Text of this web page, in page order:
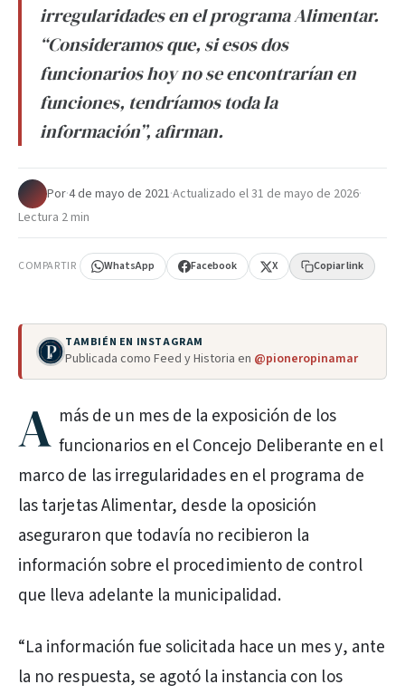
irregularidades en el programa Alimentar.
“Consideramos que, si esos dos
funcionarios hoy no se encontrarían en
funciones, tendríamos toda la
información”, afirman.
Por·4 de mayo de 2021·Actualizado el31 de mayo de 2026·
Lectura 2 min
COMPARTIR WhatsApp Facebook X Copiar link
TAMBIÉN EN INSTAGRAM
Publicada como Feed y Historia en @pioneropinamar
A más de un mes de la exposición de los
funcionarios en el Concejo Deliberante en el
marco de las irregularidades en el programa de
las tarjetas Alimentar, desde la oposición
aseguraron que todavía no recibieron la
información sobre el procedimiento de control
que lleva adelante la municipalidad.
“La información fue solicitada hace un mes y, ante
la no respuesta, se agotó la instancia con los